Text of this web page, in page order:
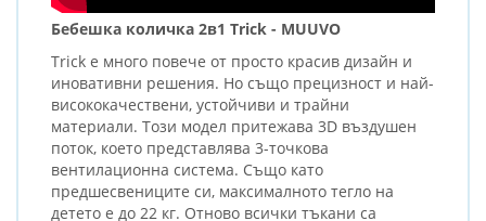
Бебешка количка 2в1 Trick - MUUVO
Trick е много повече от просто красив дизайн и
иновативни решения. Но също прецизност и най-
висококачествени, устойчиви и трайни
материали. Този модел притежава 3D въздушен
поток, което представлява 3-точкова
вентилационна система. Също като
предшесвениците си, максималното тегло на
детето е до 22 кг. Отново всички тъкани са